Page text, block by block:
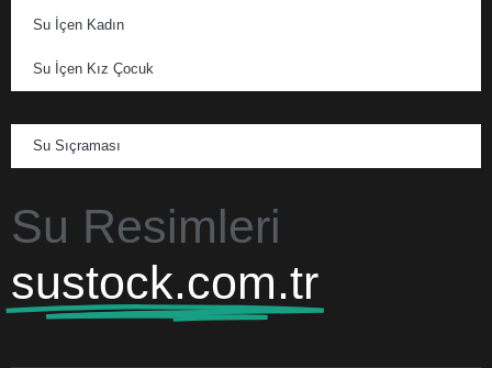
Su İçen Kadın
Su İçen Kız Çocuk
Su Sıçraması
Su Resimleri
sustock.com.tr